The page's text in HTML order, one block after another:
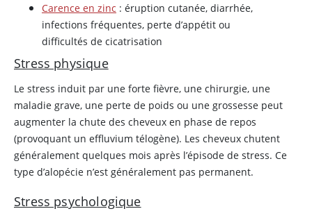
Carence en zinc : éruption cutanée, diarrhée,
infections fréquentes, perte d’appétit ou
difficultés de cicatrisation
Stress physique
Le stress induit par une forte fièvre, une chirurgie, une
maladie grave, une perte de poids ou une grossesse peut
augmenter la chute des cheveux en phase de repos
(provoquant un effluvium télogène). Les cheveux chutent
généralement quelques mois après l’épisode de stress. Ce
type d’alopécie n’est généralement pas permanent.
Stress psychologique